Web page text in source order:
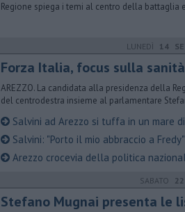
Regione spiega i temi al centro della battaglia
LUNEDÌ 14
​Forza Italia, focus sulla
AREZZO. La candidata alla presidenza della
del centrodestra insieme al parlamentare
Salvini ad Arezzo si tuffa in un mare
​Salvini: "Porto il mio abbraccio a Fredy"
Arezzo crocevia della politica
SABATO
Stefano Mugnai presenta le